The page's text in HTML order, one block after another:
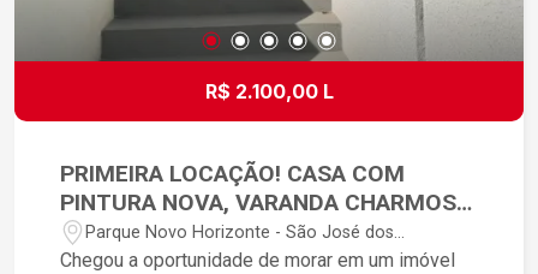
Condomínio: Segurança 24h: Tranquilidade total
para você e sua família. Ampla Área Verde:
Espaço de sobra para caminhadas, contato com a
natureza e ar puro. Diversão Garantida: Quadra
para as crianças.
R$ 2.100,00 L
PRIMEIRA LOCAÇÃO! CASA COM
PINTURA NOVA, VARANDA CHARMOSA
E EXCELENTE LOCALIZAÇÃO
Parque Novo Horizonte - São José dos
Campos/SP
Chegou a oportunidade de morar em um imóvel